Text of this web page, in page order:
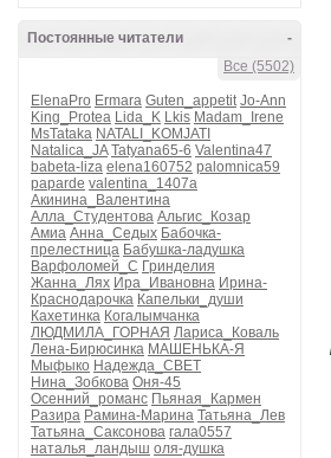
-
Постоянные читатели
Все (5502)
ElenaPro Ermara Guten_appetit Jo-Ann
King_Protea Lida_K Lkis Madam_Irene
MsTataka NATALI_KOMJATI
Natalica_JA Tatyana65-6 Valentina47
babeta-liza elena160752 palomnica59
paparde valentina_1407a
Акинина_Валентина
Алла_Студентова Альгис_Козар
Амиа Анна_Седых Бабочка-
прелестница Бабушка-ладушка
Варфоломей_С Гринделия
Жанна_Лях Ира_Ивановна Ирина-
Краснодарочка Капельки_души
Кахетинка Когалымчанка
ЛЮДМИЛА_ГОРНАЯ Лариса_Коваль
Лена-Бирюсинка МАШЕНЬКА-Я
Мыфыко Надежда_СВЕТ
Нина_Зобкова Оня-45
Осенний_романс Пьяная_Кармен
Разира Рамина-Марина Татьяна_Лев
Татьяна_Саксонова гала0557
наталья_ландыш оля-душка